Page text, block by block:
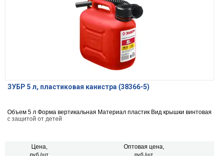
ЗУБР 5 л, пластиковая канистра (38366-5)
Объем 5 л Форма вертикальная Материал пластик Вид крышки винтовая
с защитой от детей
Цена,
руб./шт.
Оптовая цена,
руб./шт.